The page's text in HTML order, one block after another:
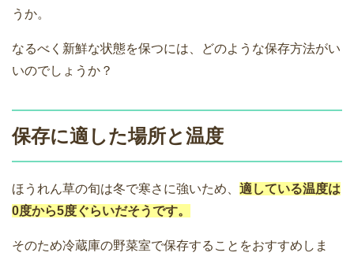
うか。
なるべく新鮮な状態を保つには、どのような保存方法がい
いのでしょうか？
保存に適した場所と温度
ほうれん草の旬は冬で寒さに強いため、 適している温度は
0度から5度ぐらいだそうです。
そのため冷蔵庫の野菜室で保存することをおすすめしま